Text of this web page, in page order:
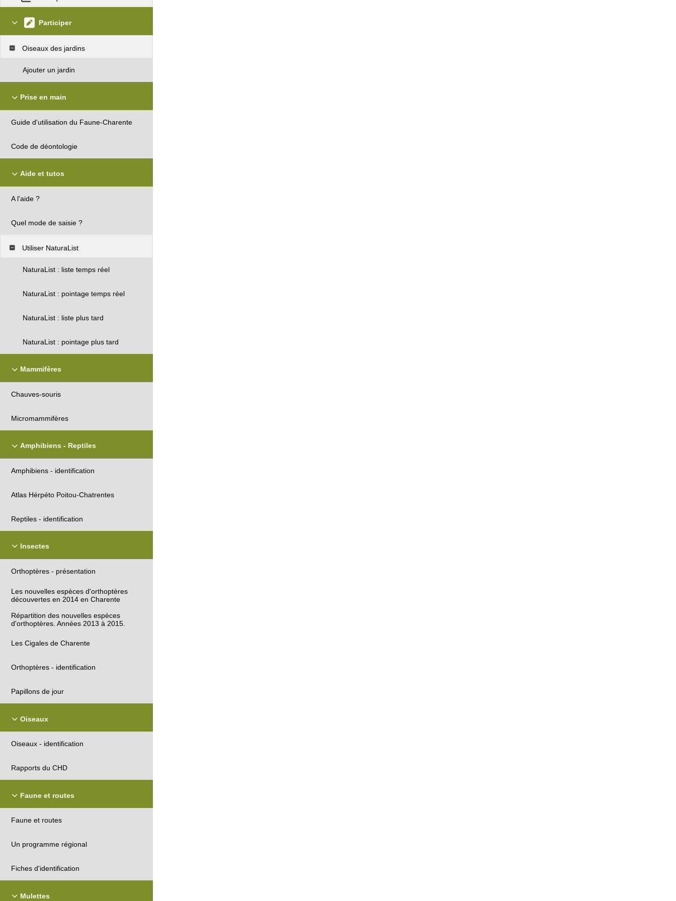
Participer
Oiseaux des jardins
Ajouter un jardin
Prise en main
Guide d'utilisation du Faune-Charente
Code de déontologie
Aide et tutos
A l'aide ?
Quel mode de saisie ?
Utiliser NaturaList
NaturaList : liste temps réel
NaturaList : pointage temps réel
NaturaList : liste plus tard
NaturaList : pointage plus tard
Mammifères
Chauves-souris
Micromammifères
Amphibiens - Reptiles
Amphibiens - identification
Atlas Hérpéto Poitou-Chatrentes
Reptiles - identification
Insectes
Orthoptères - présentation
Les nouvelles espèces d'orthoptères
découvertes en 2014 en Charente
Répartition des nouvelles espèces
d'orthoptères. Années 2013 à 2015.
Les Cigales de Charente
Orthoptères - identification
Papillons de jour
Oiseaux
Oiseaux - identification
Rapports du CHD
Faune et routes
Faune et routes
Un programme régional
Fiches d'identification
Mulettes